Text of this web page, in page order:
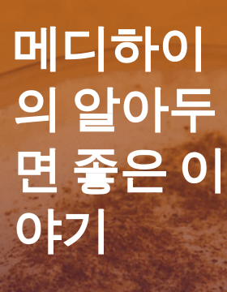
메디하이
의 알아두
면 좋은 이
야기